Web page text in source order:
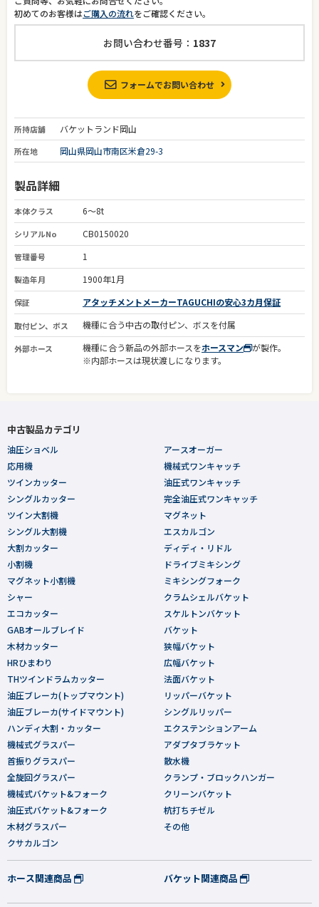
初めてのお客様はご購入の流れをご確認ください。
お問い合わせ番号： 1837
フォームでお問い合わせ
所持店舗 バケットランド岡山
所在地 岡山県岡山市南区米倉29-3
製品詳細
本体クラス 6～8t
シリアルNo CB0150020
管理番号 1
製造年月 1900年1月
保証 アタッチメントメーカーTAGUCHIの安心3カ月保証
取付ピン、ボス 機種に合う中古の取付ピン、ボスを付属
外部ホース 機種に合う新品の外部ホースをホースマン
が製作。
※内部ホースは現状渡しになります。
中古製品カテゴリ
油圧ショベル
応用機
ツインカッター
シングルカッター
ツイン大割機
シングル大割機
大割カッター
小割機
マグネット小割機
シャー
エコカッター
GABオールブレイド
木材カッター
HRひまわり
THツインドラムカッター
油圧ブレーカ(トップマウント)
油圧ブレーカ(サイドマウント)
ハンディ大割・カッター
機械式グラスパー
首振りグラスパー
全旋回グラスパー
機械式バケット&フォーク
油圧式バケット&フォーク
木材グラスパー
クサカルゴン
アースオーガー
機械式ワンキャッチ
油圧式ワンキャッチ
完全油圧式ワンキャッチ
マグネット
エスカルゴン
ディディ・リドル
ドライブミキシング
ミキシングフォーク
クラムシェルバケット
スケルトンバケット
バケット
狭幅バケット
広幅バケット
法面バケット
リッパーバケット
シングルリッパー
エクステンションアーム
アダプタブラケット
散水機
クランプ・ブロックハンガー
クリーンバケット
杭打ちチゼル
その他
ホース関連商品 バケット関連商品